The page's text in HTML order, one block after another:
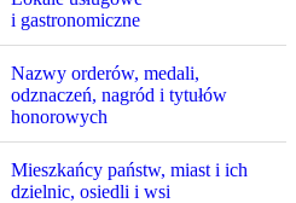
i gastronomiczne
Nazwy orderów, medali,
odznaczeń, nagród i tytułów
honorowych
Mieszkańcy państw, miast i ich
dzielnic, osiedli i wsi